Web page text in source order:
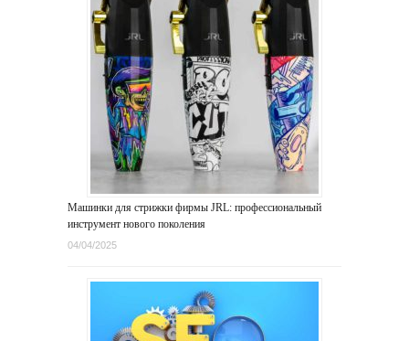
Машинки для стрижки фирмы JRL: профессиональный
инструмент нового поколения
04/04/2025